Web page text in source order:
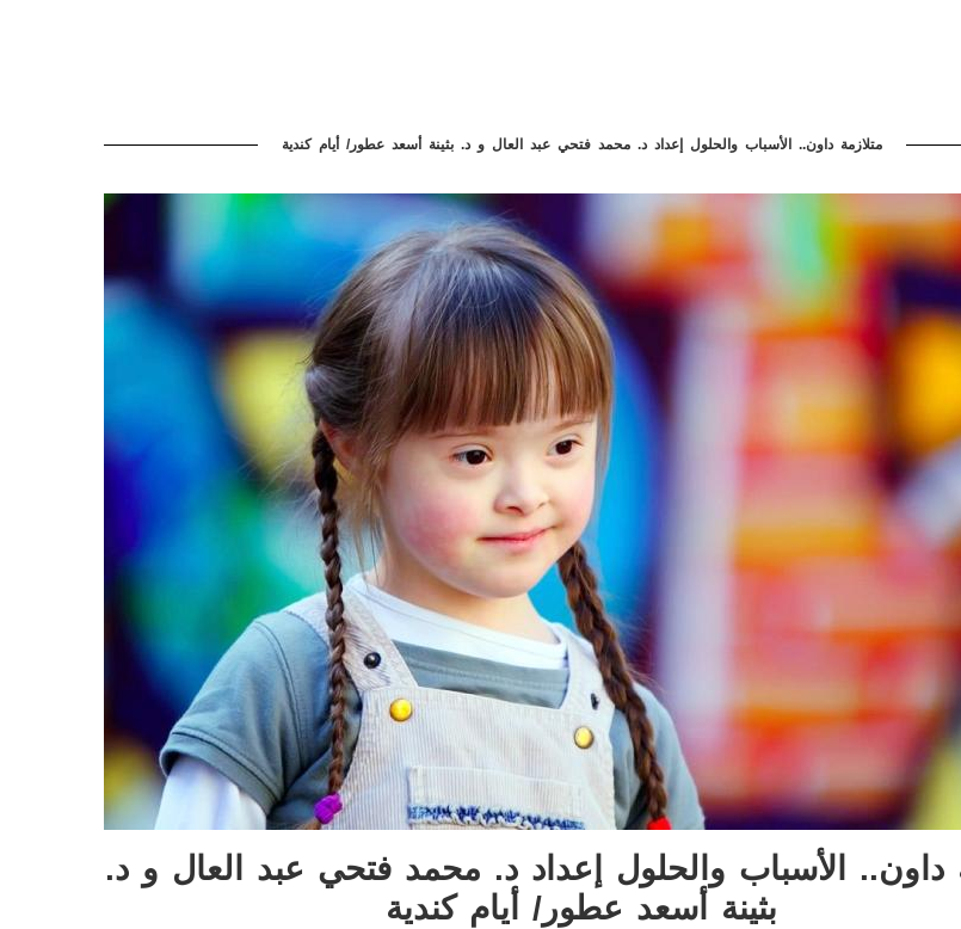
متلازمة داون.. الأسباب والحلول إعداد د. محمد فتحي عبد العال و د. بثينة أسعد عطور/ أيام كندية
داون.. الأسباب والحلول إعداد د. محمد فتحي عبد العال و د.
بثينة أسعد عطور/ أيام كندية